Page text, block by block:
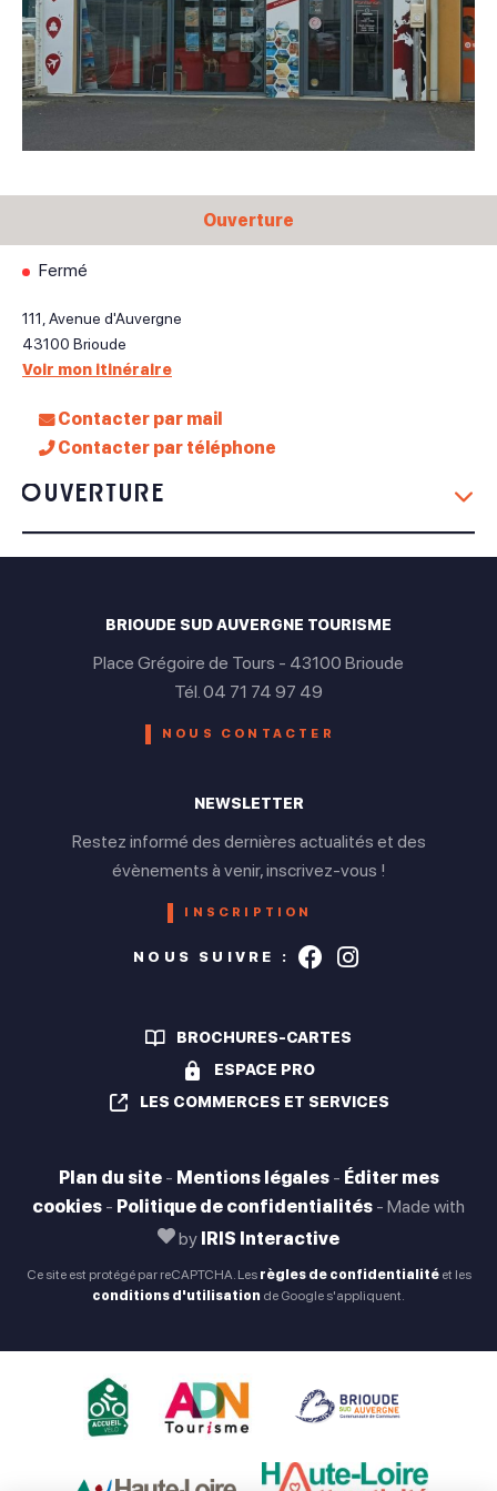
Ouverture
Fermé
111, Avenue d'Auvergne
43100 Brioude
Voir mon itinéraire
Contacter par mail
Contacter par téléphone
Ouverture
Du 01 Janvier au 31 Décembre
Mardi
Ouvert de 09h30 à 12h30 et de 13h30 à 17h30
Jeudi
Ouvert de 09h30 à 12h30 et de 13h30 à 17h30
Vendredi
Samedi
Fermé
Ouverture le lundi de 13h30 à 17h30. Le mardi, mercredi,
jeudi et vendredi de 9h30 à 12h30 et de 13h30 à 17h30.
BRIOUDE SUD AUVERGNE TOURISME
Place Grégoire de Tours - 43100 Brioude
Tél. 04 71 74 97 49
NOUS CONTACTER
NEWSLETTER
Restez informé des dernières actualités et des
évènements à venir, inscrivez-vous !
INSCRIPTION
NOUS SUIVRE : Suivez-nous
Suivez-
BROCHURES-CARTES
ESPACE PRO
LES COMMERCES ET SERVICES
Plan du site - Mentions légales - Éditer mes
cookies - Politique de confidentialités - Made with
by IRIS Interactive
Ce site est protégé par reCAPTCHA. Les règles de confidentialitéet les
conditions d'utilisation de Google s'appliquent.